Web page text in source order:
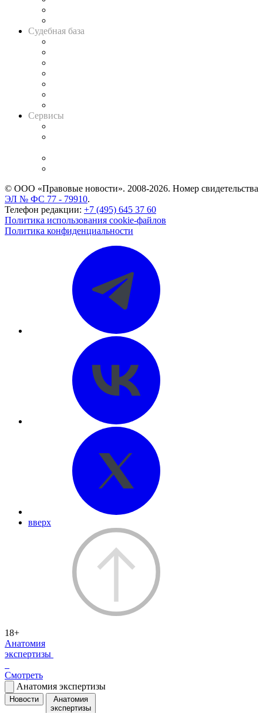
Судебная база
Сервисы
© ООО «Правовые новости». 2008-2026. Номер свидетельства
ЭЛ № ФС 77 - 79910.
Телефон редакции: +7 (495) 645 37 60
Политика использования cookie-файлов
Политика конфиденциальности
вверх
18+
Анатомия
экспертизы
Смотреть
Анатомия экспертизы
Новости
Анатомия
экспертизы